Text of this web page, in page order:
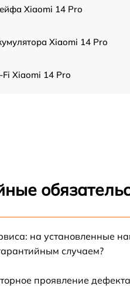
Xiaomi 14 Pro
Xiaomi 14 Pro
Xiaomi 14 Pro
питания Xiaomi 14 Pro
на установленные
случаем?
проявление